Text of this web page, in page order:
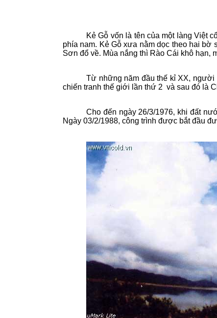
Kẻ Gỗ vốn là tên của một làng Việt
phía nam. Kẻ Gỗ xưa nằm dọc theo hai bờ
Sơn đổ về. Mùa nắng thì Rào Cái khô hạn,
Từ những năm đầu thế kỉ XX, người
chiến tranh thế giới lần thứ 2 và sau đó là
Cho đến ngày 26/3/1976, khi đất
Ngày 03/2/1988, công trình được bắt đầu